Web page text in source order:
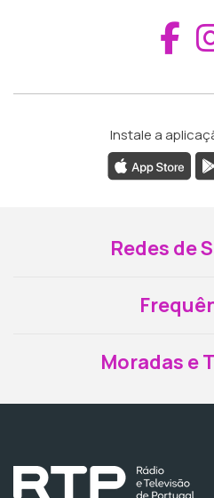
Instale a
Redes de
Moradas e